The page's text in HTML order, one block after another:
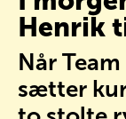
Henrik
Når
sætter